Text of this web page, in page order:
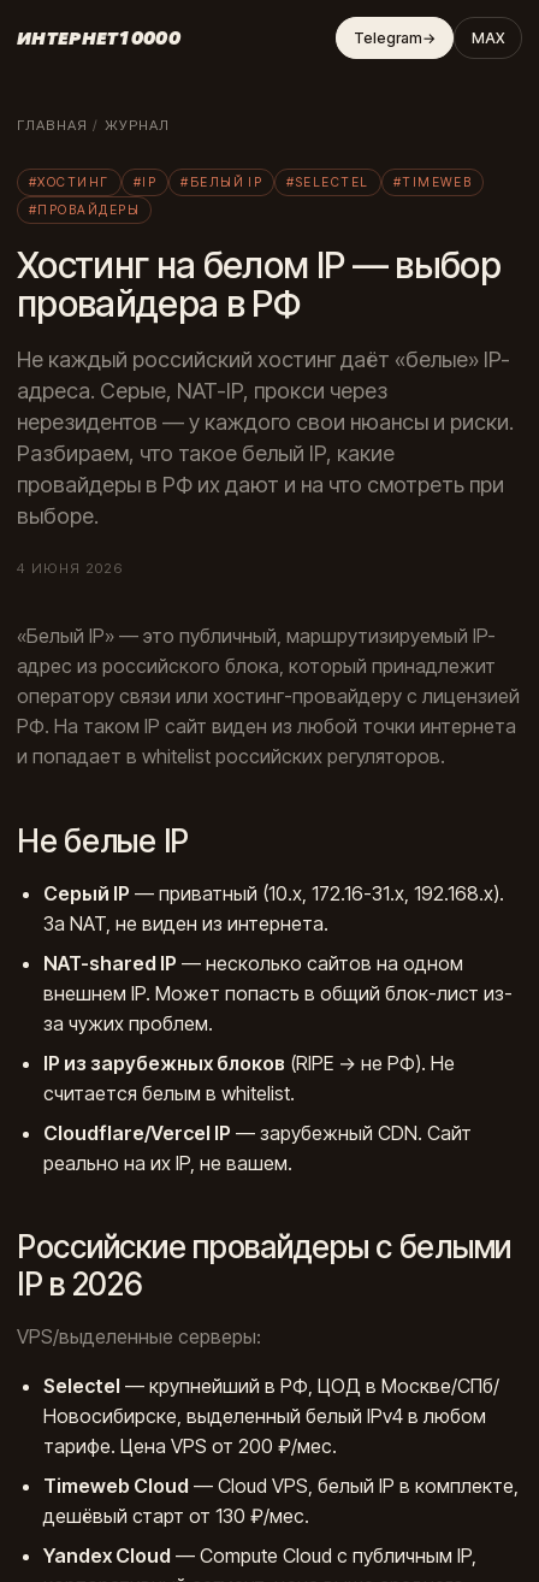
ИНТЕРНЕТ10000 Telegram→ MAX
ГЛАВНАЯ / ЖУРНАЛ
#ХОСТИНГ #IP #БЕЛЫЙ IP #SELECTEL
#TIMEWEB
#ПРОВАЙДЕРЫ
Хостинг на белом IP — выбор
провайдера в РФ
Не каждый российский хостинг даёт «белые» IP-
адреса. Серые, NAT-IP, прокси через
нерезидентов — у каждого свои нюансы и риски.
Разбираем, что такое белый IP, какие
провайдеры в РФ их дают и на что смотреть при
выборе.
4 ИЮНЯ 2026
«Белый IP» — это публичный, маршрутизируемый IP-
адрес из российского блока, который принадлежит
оператору связи или хостинг-провайдеру с лицензией
РФ. На таком IP сайт виден из любой точки интернета
и попадает в whitelist российских регуляторов.
Не белые IP
Серый IP — приватный (10.x, 172.16-31.x, 192.168.x).
За NAT, не виден из интернета.
NAT-shared IP — несколько сайтов на одном
внешнем IP. Может попасть в общий блок-лист из-
за чужих проблем.
IP из зарубежных блоков (RIPE → не РФ). Не
считается белым в whitelist.
Cloudflare/Vercel IP — зарубежный CDN. Сайт
реально на их IP, не вашем.
Российские провайдеры с белыми
IP в 2026
VPS/выделенные серверы:
Selectel — крупнейший в РФ, ЦОД в Москве/СПб/
Новосибирске, выделенный белый IPv4 в любом
тарифе. Цена VPS от 200 ₽/мес.
Timeweb Cloud — Cloud VPS, белый IP в комплекте,
дешёвый старт от 130 ₽/мес.
Yandex Cloud — Compute Cloud с публичным IP,